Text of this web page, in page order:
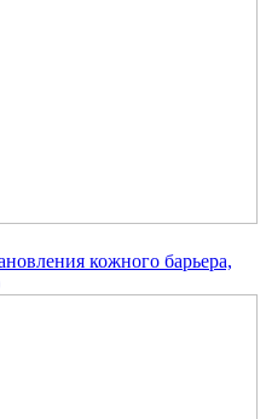
кожного барьера,